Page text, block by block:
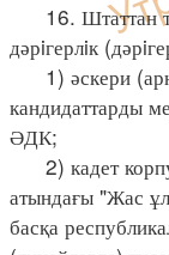
16. Штаттан
дәрiгерлiк
1) әскери
кандидаттарды
ӘДК;
2) кадет
атындағы "Жас
басқа